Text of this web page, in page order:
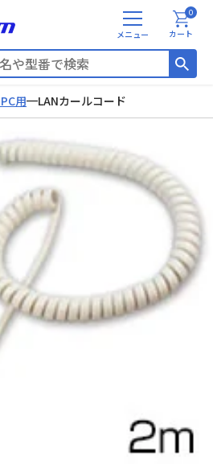
メ
ニ
カート
0
用 LANカールコード